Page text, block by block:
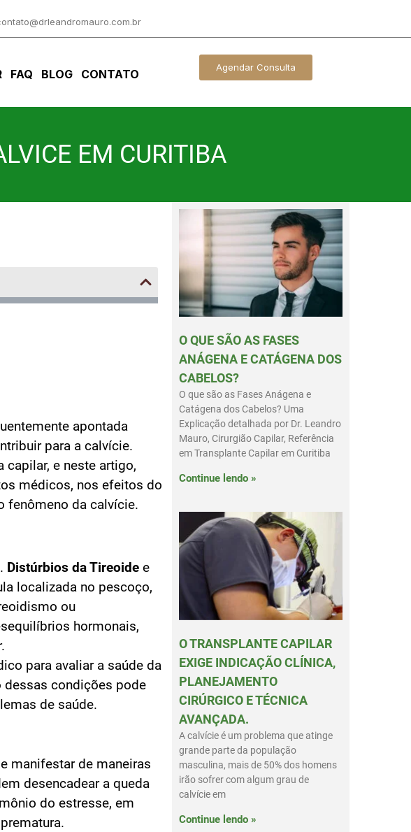
FAQ BLOG CONTATO Agendar Consulta
EM CURITIBA
apontada
para a calvície.
capilar, e neste artigo,
médicos, nos efeitos do
fenômeno da calvície.
Distúrbios da Tireoide e
localizada no pescoço,
ou
hormonais,
para avaliar a saúde da
dessas condições pode
de saúde.
manifestar de maneiras
desencadear a queda
do estresse, em
O QUE SÃO AS FASES
ANÁGENA E CATÁGENA DOS
CABELOS?
O que são as Fases Anágena e
Catágena dos Cabelos? Uma
Explicação detalhada por Dr. Leandro
Mauro, Cirurgião Capilar, Referência
em Transplante Capilar em Curitiba
Continue lendo »
O TRANSPLANTE CAPILAR
EXIGE INDICAÇÃO CLÍNICA,
PLANEJAMENTO
CIRÚRGICO E TÉCNICA
AVANÇADA.
A calvície é um problema que atinge
grande parte da população
masculina, mais de 50% dos homens
irão sofrer com algum grau de
calvície em
Continue lendo »